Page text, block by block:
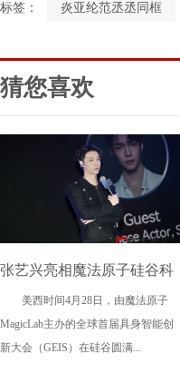
标签： 炎亚纶范丞丞同框
猜您喜欢
张艺兴亮相魔法原子硅谷科
技盛会 助力中国科技与文化
走向全球舞台
美西时间4月28日，由魔法原子
MagicLab主办的全球首届具身智能创
新大会（GEIS）在硅谷圆满...